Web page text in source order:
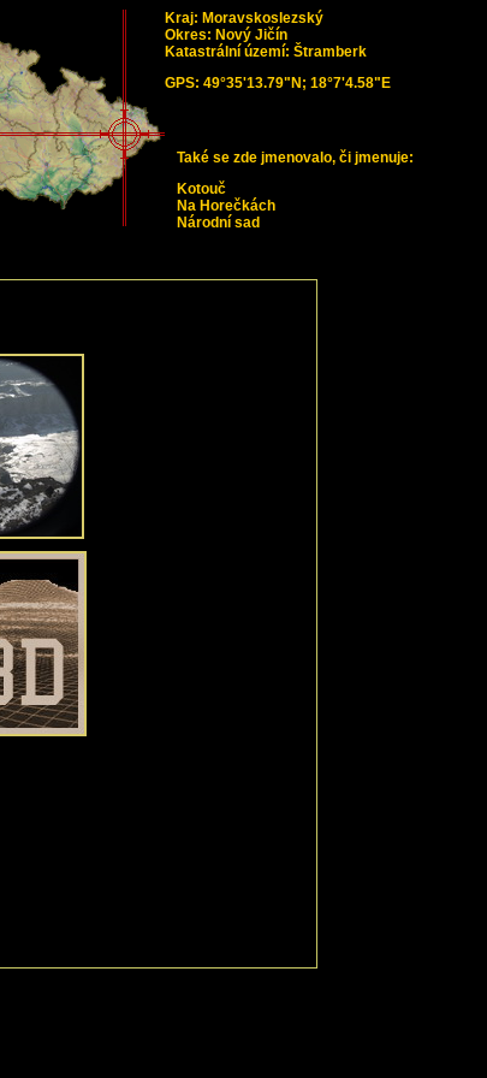
Kraj: Moravskoslezský
Okres: Nový Jičín
Katastrální území: Štramberk
GPS: 49°35'13.79"N; 18°7'4.58"E
Také se zde jmenovalo, či jmenuje:
Kotouč
Na Horečkách
Národní sad